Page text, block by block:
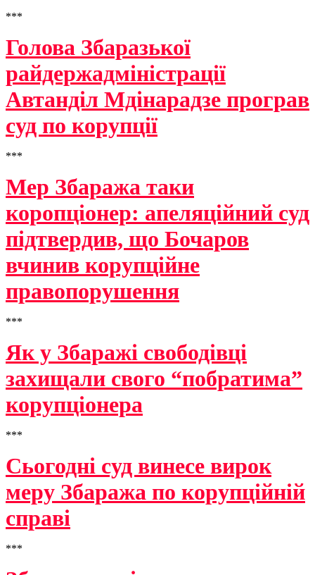
***
Голова Збаразької
райдержадміністрації
Автанділ Мдінарадзе програв
суд по корупції
***
Мер Збаража таки
коропціонер: апеляційний суд
підтвердив, що Бочаров
вчинив корупційне
правопорушення
***
Як у Збаражі свободівці
захищали свого “побратима”
корупціонера
***
Сьогодні суд винесе вирок
меру Збаража по корупційній
справі
***